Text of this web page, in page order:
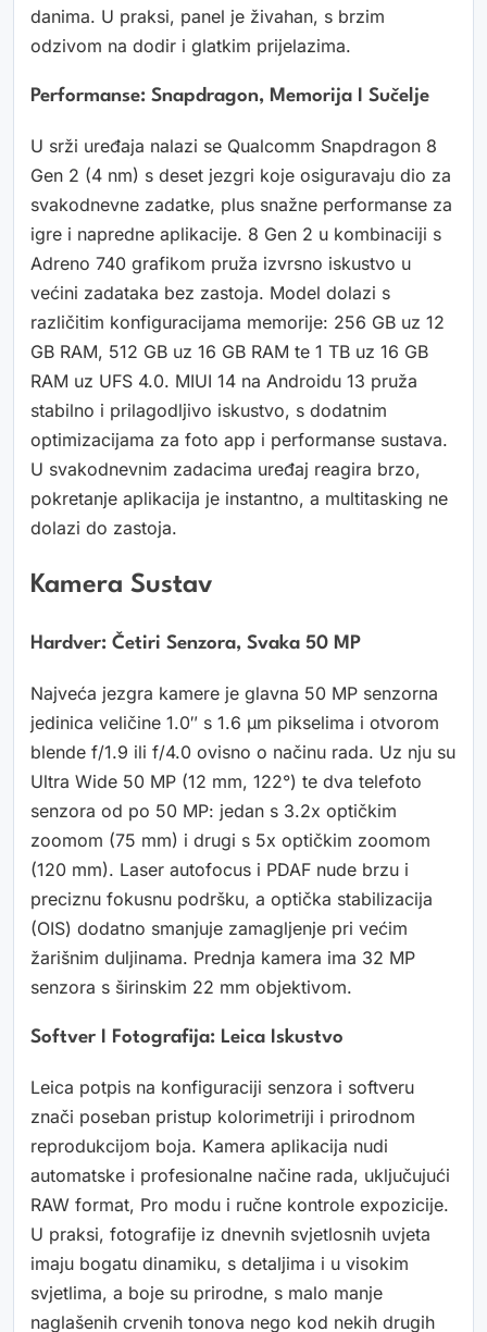
danima. U praksi, panel je živahan, s brzim
odzivom na dodir i glatkim prijelazima.
Performanse: Snapdragon, Memorija I Sučelje
U srži uređaja nalazi se Qualcomm Snapdragon 8
Gen 2 (4 nm) s deset jezgri koje osiguravaju dio za
svakodnevne zadatke, plus snažne performanse za
igre i napredne aplikacije. 8 Gen 2 u kombinaciji s
Adreno 740 grafikom pruža izvrsno iskustvo u
većini zadataka bez zastoja. Model dolazi s
različitim konfiguracijama memorije: 256 GB uz 12
GB RAM, 512 GB uz 16 GB RAM te 1 TB uz 16 GB
RAM uz UFS 4.0. MIUI 14 na Androidu 13 pruža
stabilno i prilagodljivo iskustvo, s dodatnim
optimizacijama za foto app i performanse sustava.
U svakodnevnim zadacima uređaj reagira brzo,
pokretanje aplikacija je instantno, a multitasking ne
dolazi do zastoja.
Kamera Sustav
Hardver: Četiri Senzora, Svaka 50 MP
Najveća jezgra kamere je glavna 50 MP senzorna
jedinica veličine 1.0″ s 1.6 µm pikselima i otvorom
blende f/1.9 ili f/4.0 ovisno o načinu rada. Uz nju su
Ultra Wide 50 MP (12 mm, 122°) te dva telefoto
senzora od po 50 MP: jedan s 3.2x optičkim
zoomom (75 mm) i drugi s 5x optičkim zoomom
(120 mm). Laser autofocus i PDAF nude brzu i
preciznu fokusnu podršku, a optička stabilizacija
(OIS) dodatno smanjuje zamagljenje pri većim
žarišnim duljinama. Prednja kamera ima 32 MP
senzora s širinskim 22 mm objektivom.
Softver I Fotografija: Leica Iskustvo
Leica potpis na konfiguraciji senzora i softveru
znači poseban pristup kolorimetriji i prirodnom
reprodukcijom boja. Kamera aplikacija nudi
automatske i profesionalne načine rada, uključujući
RAW format, Pro modu i ručne kontrole expozicije.
U praksi, fotografije iz dnevnih svjetlosnih uvjeta
imaju bogatu dinamiku, s detaljima i u visokim
svjetlima, a boje su prirodne, s malo manje
naglašenih crvenih tonova nego kod nekih drugih